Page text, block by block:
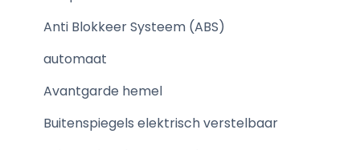
Anti Blokkeer Systeem (ABS)
automaat
Avantgarde hemel
Buitenspiegels elektrisch verstelbaar